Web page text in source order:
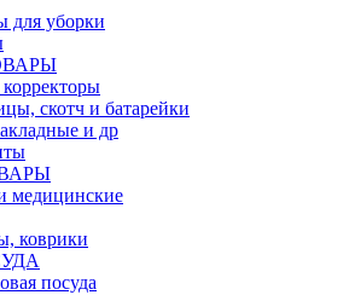
для уборки
скотч и батарейки
и др
медицинские
коврики
посуда